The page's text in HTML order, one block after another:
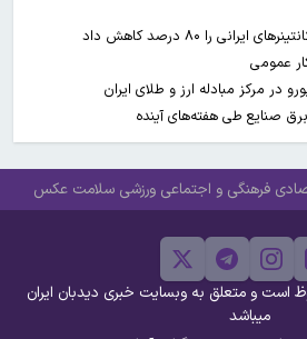
را ۸۰ درصد کاهش داد
عمومی
در مرکز مبادله ارز و طلای ایران
صنایع طی هفته‌های آینده
فرهنگی و اجتماعی ورزشی سلامت عکس
و متعلق به وبسایت خبری دیدبان ایران
میباشد